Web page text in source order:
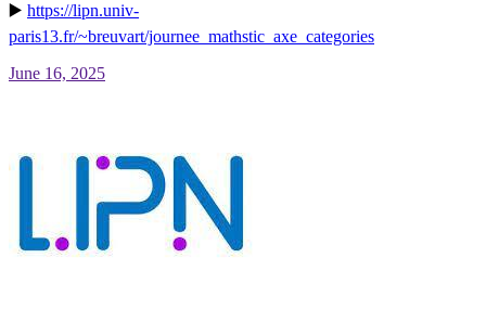
▶️ https://lipn.univ-
paris13.fr/~breuvart/journee_mathstic_axe_categories
June 16, 2025